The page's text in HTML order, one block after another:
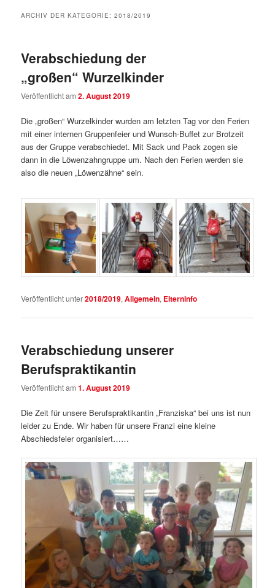
ARCHIV DER KATEGORIE:2018/2019
Verabschiedung der
„großen“ Wurzelkinder
Veröffentlicht am2. August 2019
Die „großen“ Wurzelkinder wurden am letzten Tag vor den Ferien
mit einer internen Gruppenfeier und Wunsch-Buffet zur Brotzeit
aus der Gruppe verabschiedet. Mit Sack und Pack zogen sie
dann in die Löwenzahngruppe um. Nach den Ferien werden sie
also die neuen „Löwenzähne“ sein.
Veröffentlicht unter2018/2019,Allgemein, Elterninfo
Verabschiedung unserer
Berufspraktikantin
Veröffentlicht am1. August 2019
Die Zeit für unsere Berufspraktikantin „Franziska“ bei uns ist nun
leider zu Ende. Wir haben für unsere Franzi eine kleine
Abschiedsfeier organisiert……